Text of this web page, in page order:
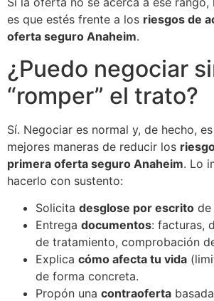
es que estés frente a los riesgos de
oferta seguro Anaheim.
¿Puedo negociar
“romper” el trato?
Sí. Negociar es normal y, de hecho,
mejores maneras de reducir los
primera oferta seguro Anaheim. Lo
hacerlo con sustento:
Solicita desglose por escrito de
Entrega documentos: facturas,
de tratamiento, comprobación
Explica cómo afecta tu vida
de forma concreta.
Propón una contraoferta